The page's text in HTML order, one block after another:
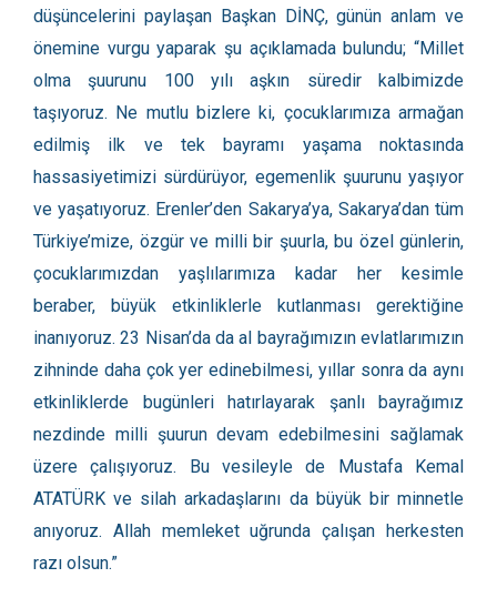
düşüncelerini paylaşan Başkan DİNÇ, günün anlam ve
önemine vurgu yaparak şu açıklamada bulundu; “Millet
olma şuurunu 100 yılı aşkın süredir kalbimizde
taşıyoruz. Ne mutlu bizlere ki, çocuklarımıza armağan
edilmiş ilk ve tek bayramı yaşama noktasında
hassasiyetimizi sürdürüyor, egemenlik şuurunu yaşıyor
ve yaşatıyoruz. Erenler’den Sakarya’ya, Sakarya’dan tüm
Türkiye’mize, özgür ve milli bir şuurla, bu özel günlerin,
çocuklarımızdan yaşlılarımıza kadar her kesimle
beraber, büyük etkinliklerle kutlanması gerektiğine
inanıyoruz. 23 Nisan’da da al bayrağımızın evlatlarımızın
zihninde daha çok yer edinebilmesi, yıllar sonra da aynı
etkinliklerde bugünleri hatırlayarak şanlı bayrağımız
nezdinde milli şuurun devam edebilmesini sağlamak
üzere çalışıyoruz. Bu vesileyle de Mustafa Kemal
ATATÜRK ve silah arkadaşlarını da büyük bir minnetle
anıyoruz. Allah memleket uğrunda çalışan herkesten
razı olsun.”